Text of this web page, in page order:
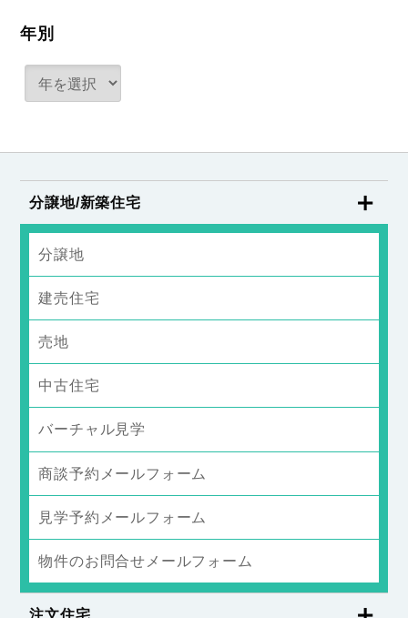
年別
分譲地/新築住宅
分譲地
建売住宅
売地
中古住宅
バーチャル見学
商談予約メールフォーム
見学予約メールフォーム
物件のお問合せメールフォーム
注文住宅